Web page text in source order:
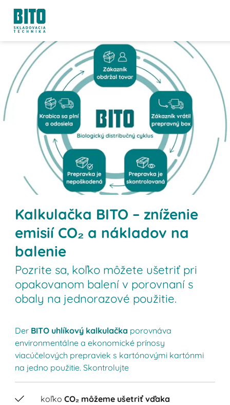
Kalkulačka BITO – zníženie
emisií CO₂ a nákladov na
balenie
Pozrite sa, koľko môžete ušetriť pri
opakovanom balení v porovnaní s
obaly na jednorazové použitie.
Der BITO uhlíkový kalkulačka porovnáva
environmentálne a ekonomické prínosy
viacúčelových prepraviek s kartónovými kartónmi
na jedno použitie. Skontrolujte
koľkoCO₂ môžeme ušetriť vďaka